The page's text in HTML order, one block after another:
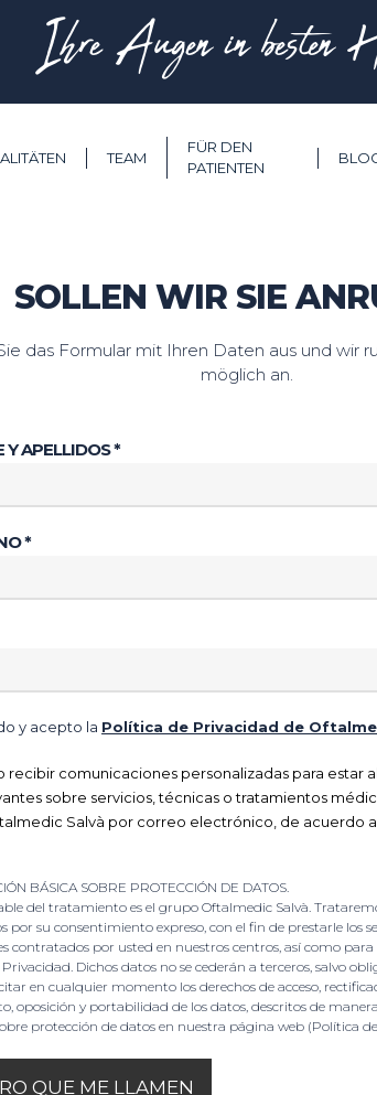
Ihre Augen in besten
TEAM
FÜR DEN
PATIENTEN
SOLLEN WIR SIE
das Formular mit Ihren Daten aus und wir
möglich an.
Y APELLIDOS *
*
y acepto la Política de Privacidad de
recibir comunicaciones personalizadas para estar
sobre servicios, técnicas o tratamientos
Salvà por correo electrónico, de acuerdo a
BÁSICA SOBRE PROTECCIÓN DE DATOS.
del tratamiento es el grupo Oftalmedic Salvà.
por su consentimiento expreso, con el fin de prestarle los
contratados por usted en nuestros centros, así como
Dichos datos no se cederán a terceros, salvo
en cualquier momento los derechos de acceso,
oposición y portabilidad de los datos, descritos de
protección de datos en nuestra página web (Política